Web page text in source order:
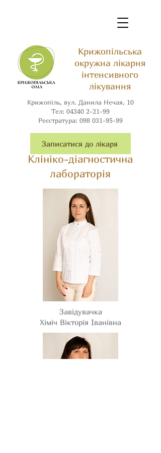
Крижопільська
окружна лікарня
інтенсивного
лікування
Крижопіль, вул. Данила Нечая, 10
Тел: 04340 2-21-99
Реєстратура: 098 031-95-99
Записатися до лікаря
Клініко-діагностична
лабораторія
Завідувачка
Хіміч Вікторія Іванівна